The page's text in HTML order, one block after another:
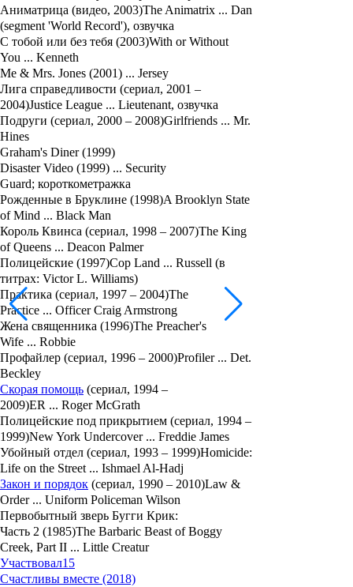
Аниматрица (видео, 2003)The Animatrix ... Dan
(segment 'World Record'), озвучка
С тобой или без тебя (2003)With or Without
You ... Kenneth
Me & Mrs. Jones (2001) ... Jersey
Лига справедливости (сериал, 2001 –
2004)Justice League ... Lieutenant, озвучка
Подруги (сериал, 2000 – 2008)Girlfriends ... Mr.
Hines
Graham's Diner (1999)
Disaster Video (1999) ... Security
Guard; короткометражка
Рожденные в Бруклине (1998)A Brooklyn State
of Mind ... Black Man
Король Квинса (сериал, 1998 – 2007)The King
of Queens ... Deacon Palmer
Полицейские (1997)Cop Land ... Russell (в
титрах: Victor L. Williams)
Практика (сериал, 1997 – 2004)The
Practice ... Officer Craig Armstrong
Жена священника (1996)The Preacher's
Wife ... Robbie
Профайлер (сериал, 1996 – 2000)Profiler ... Det.
Beckley
Скорая помощь (сериал, 1994 –
2009)ER ... Roger McGrath
Полицейские под прикрытием (сериал, 1994 –
1999)New York Undercover ... Freddie James
Убойный отдел (сериал, 1993 – 1999)Homicide:
Life on the Street ... Ishmael Al-Hadj
Закон и порядок (сериал, 1990 – 2010)Law &
Order ... Uniform Policeman Wilson
Первобытный зверь Бугги Крик:
Часть 2 (1985)The Barbaric Beast of Boggy
Creek, Part II ... Little Creatur
Участвовал15
Счастливы вместе (2018)